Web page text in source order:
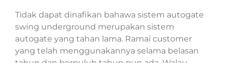
Tidak dapat dinafikan bahawa sistem autogate
swing underground merupakan sistem
autogate yang tahan lama. Ramai customer
yang telah menggunakannya selama belasan